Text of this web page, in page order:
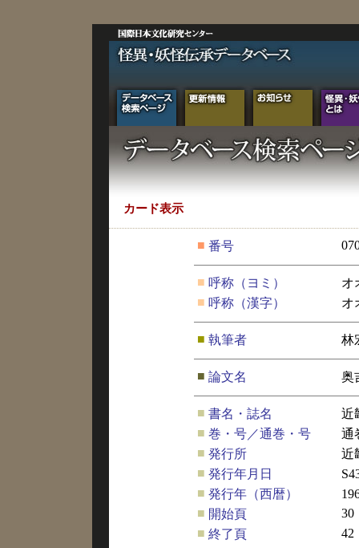
カード表示
■ 番号
■ 呼称（ヨミ）
オ
■ 呼称（漢字） オ
■ 執筆者 林
■ 論文名 奥
■ 書名・誌名
近
■ 巻・号／通巻・号
通
■ 発行所
近
■ 発行年月日
■ 発行年（西暦）
■ 開始頁
30
■ 終了頁 42